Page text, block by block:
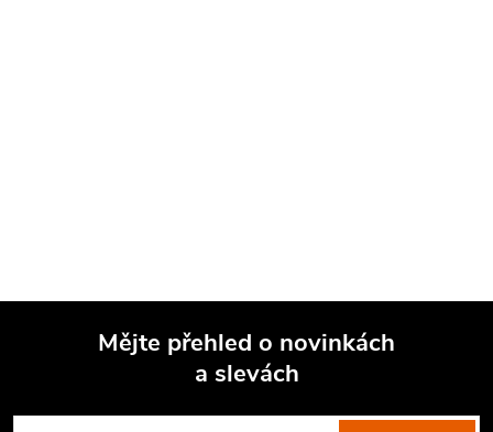
Mějte přehled o novinkách
a slevách